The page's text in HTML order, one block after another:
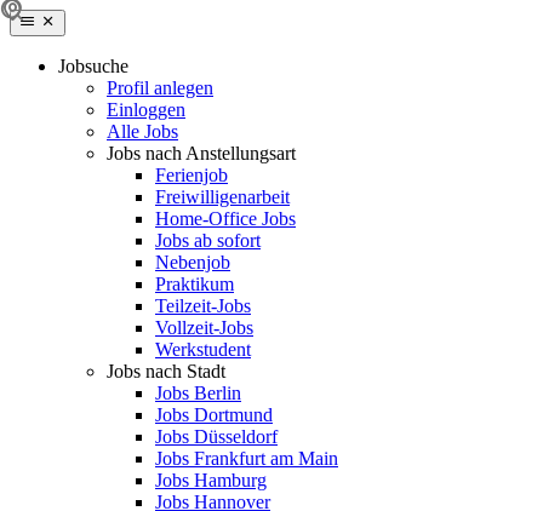
Jobsuche
Profil anlegen
Einloggen
Alle Jobs
Jobs nach Anstellungsart
Ferienjob
Freiwilligenarbeit
Home-Office Jobs
Jobs ab sofort
Nebenjob
Praktikum
Teilzeit-Jobs
Vollzeit-Jobs
Werkstudent
Jobs nach Stadt
Jobs Berlin
Jobs Dortmund
Jobs Düsseldorf
Jobs Frankfurt am Main
Jobs Hamburg
Jobs Hannover